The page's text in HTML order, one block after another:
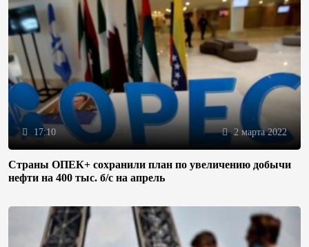
17:10 2 марта 2022
Страны ОПЕК+ сохранили план по увеличению добычи
нефти на 400 тыс. б/с на апрель